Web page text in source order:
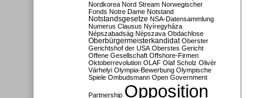
Nordkorea Nord Stream Norwegischer
Fonds Notre Dame Notstand
Notstandsgesetze NSA-Datensammlung
Numerus Clausus Nyíregyháza
Népszabadság Népszava Obdachlose
Oberbürgermeisterkandidat Oberster
Gerichtshof der USA Oberstes Gericht
Offene Gesellschaft Offshore-Firmen
Oktoberrevolution OLAF Olaf Scholz Olivér
Várhelyi Olympia-Bewerbung Olympische
Spiele Ombudsmann Open Government
Partnership Opposition